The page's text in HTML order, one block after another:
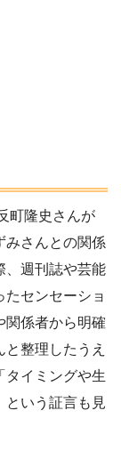
町隆史さんが
みさんとの関係
、週刊誌や芸能
たセンセーショ
関係者から明確
整理したうえ
タイミングや生
という証言も見